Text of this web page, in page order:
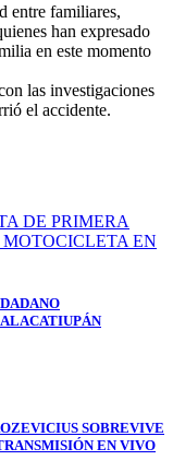
entre familiares,
han expresado
en este momento
las investigaciones
el accidente.
SOBREVIVE
EN VIVO